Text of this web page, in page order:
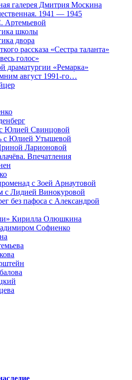
галерея Дмитрия Москина
1941 — 1945
Артемьевой
школы
двора
рассказа «Сестра таланта»
голос»
драматургии «Ремарка»
август 1991-го…
Юлией Свинцовой
с Юлией Утышевой
Ларионовой
Впечатления
с Зоей Арнаутовой
с Лидией Винокуровой
без пафоса с Александрой
Кирилла Олюшкина
Софиенко